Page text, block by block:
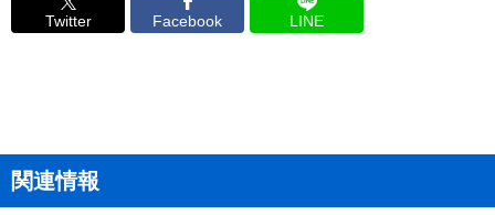
Twitter Facebook LINE
関連情報